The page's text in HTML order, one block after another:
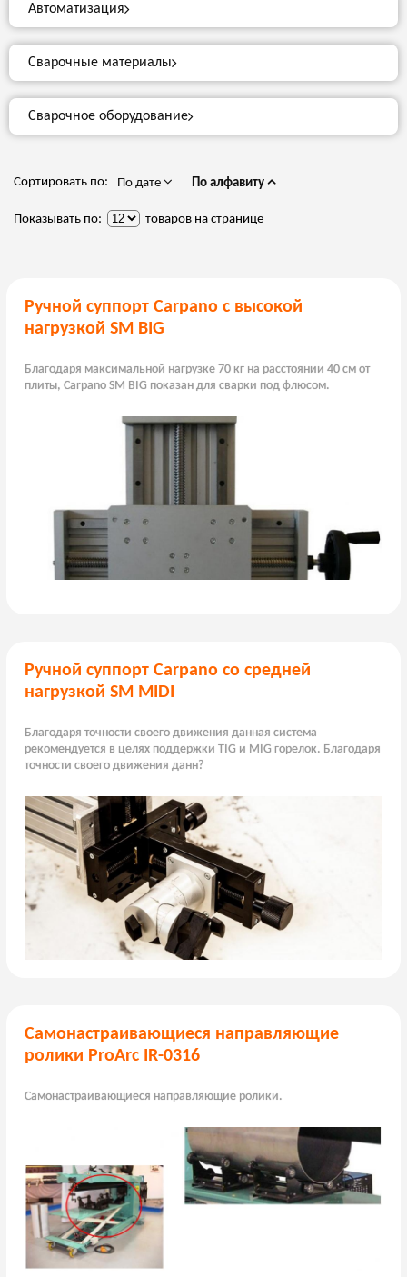
Автоматизация
Сварочные материалы
Сварочное оборудование
Сортировать по: По дате По алфавиту
Показывать по: товаров на странице
Ручной суппорт Carpano с высокой
нагрузкой SM BIG
Благодаря максимальной нагрузке 70 кг на расстоянии 40 см от
плиты, Carpano SM BIG показан для сварки под флюсом.
Ручной суппорт Carpano со средней
нагрузкой SM MIDI
Благодаря точности своего движения данная система
рекомендуется в целях поддержки TIG и MIG горелок. Благодаря
точности своего движения данн?
Самонастраивающиеся направляющие
ролики ProArc IR-0316
Самонастраивающиеся направляющие ролики.